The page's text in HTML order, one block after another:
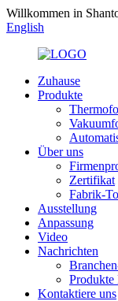
Willkommen in
English
Zuhause
Produkte
Über uns
Zertifikat
Fabrik-
Ausstellung
Anpassung
Video
Nachrichten
Produkte
Kontaktiere uns